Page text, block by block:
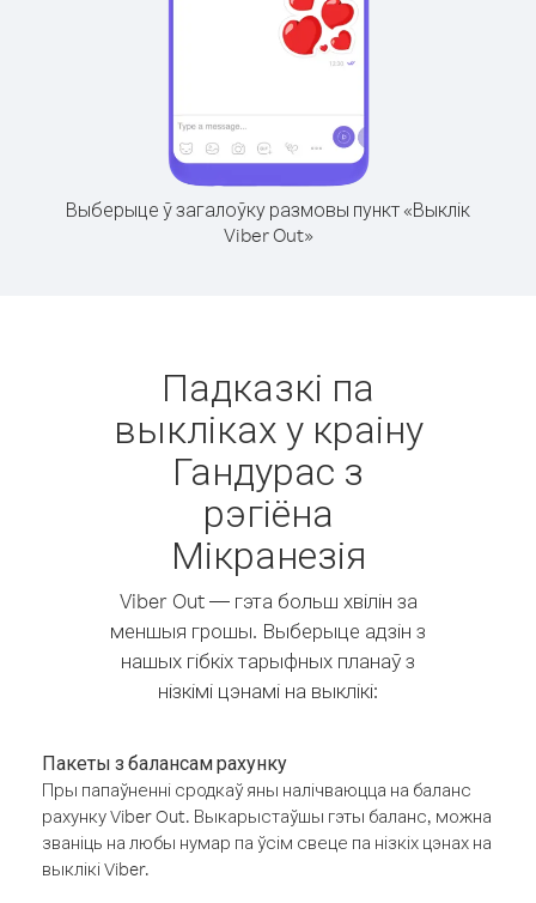
Выберыце ў загалоўку размовы пункт «Выклік
Viber Out»
Падказкі па
выкліках у краіну
Гандурас з
рэгіёна
Мікранезія
Viber Out — гэта больш хвілін за
меншыя грошы. Выберыце адзін з
нашых гібкіх тарыфных планаў з
нізкімі цэнамі на выклікі:
Пакеты з балансам рахунку
Пры папаўненні сродкаў яны налічваюцца на баланс
рахунку Viber Out. Выкарыстаўшы гэты баланс, можна
званіць на любы нумар па ўсім свеце па нізкіх цэнах на
выклікі Viber.